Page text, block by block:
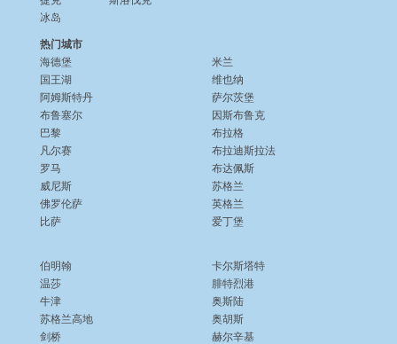
冰岛
热门城市
海德堡
国王湖
阿姆斯特丹
布鲁塞尔
巴黎
凡尔赛
罗马
威尼斯
佛罗伦萨
比萨
米兰
维也纳
萨尔茨堡
因斯布鲁克
布拉格
布拉迪斯拉法
布达佩斯
苏格兰
英格兰
爱丁堡
伯明翰
温莎
牛津
苏格兰高地
剑桥
卡尔斯塔特
腓特烈港
奥斯陆
奥胡斯
赫尔辛基